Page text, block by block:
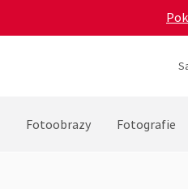
Fotoobrazy Fotografie